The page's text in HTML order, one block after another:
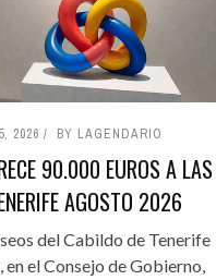
2026 BY LAGENDARIO
90.000 EUROS A LAS
AGOSTO 2026
del Cabildo de Tenerife
el Consejo de Gobierno,